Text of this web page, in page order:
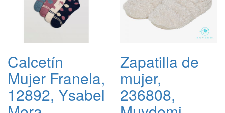
Calcetín
Mujer Franela,
12892, Ysabel
Zapatilla de
mujer,
236808,